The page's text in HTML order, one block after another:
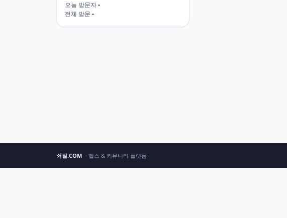
오늘 방문자-
전체 방문 -
쇠질.COM · 헬스 & 커뮤니티 플랫폼